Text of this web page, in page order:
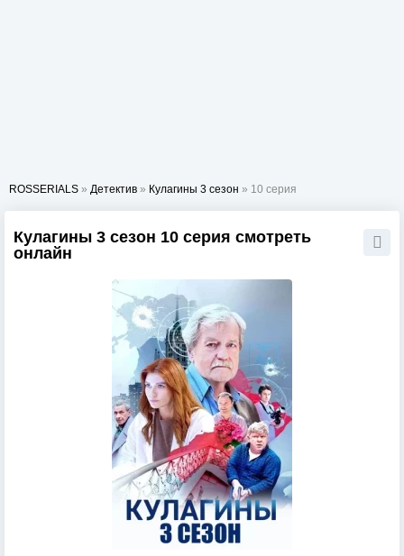
ROSSERIALS » Детектив » Кулагины 3 сезон » 10 серия
Кулагины 3 сезон 10 серия смотреть
онлайн